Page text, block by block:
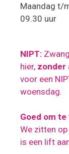
Maandag t/
09.30 uur
NIPT:
hier, zonder
voor een
woensdag.
Goed om te
We zitten op
is een lift